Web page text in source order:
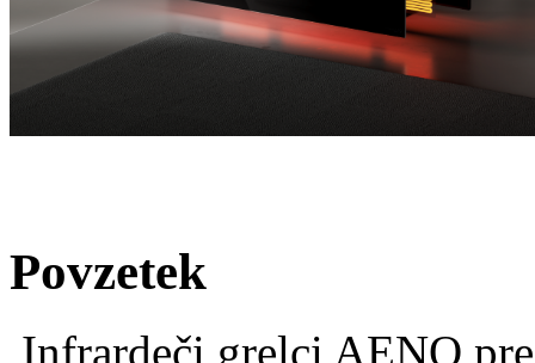
Povzetek
Infrardeči grelci AENO